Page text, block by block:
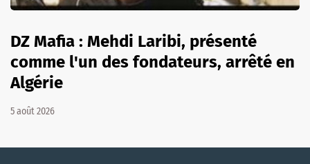
DZ Mafia : Mehdi Laribi, présenté
comme l'un des fondateurs, arrêté en
Algérie
5 août 2026